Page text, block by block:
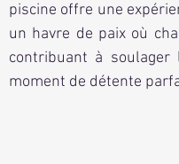
piscine offre une
un havre de paix où
contribuant à
moment de détente